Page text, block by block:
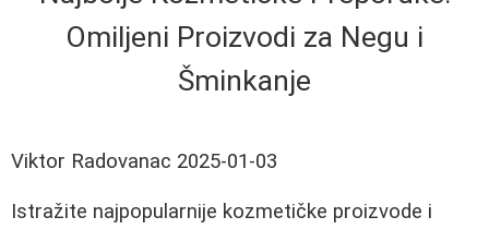
Omiljeni Proizvodi za Negu i
Šminkanje
Viktor Radovanac 2025-01-03
Istražite najpopularnije kozmetičke proizvode i